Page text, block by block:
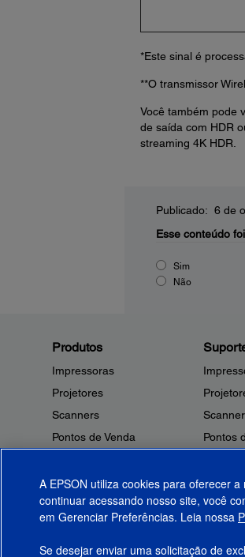
*Este sinal é
**O transmissor
Você também pode
de saída com HDR
streaming 4K HDR.
Publicado: 6 de
Esse conteúdo
Sim
Não
Produtos
Impressoras
Projetores
Scanners
Pontos de Venda
Microdispositivos
Tintas
Papel
Pontos
Outros
A EPSON utiliza cookies para oferecer
continuar acessando nosso site, você
em Gerenciar Preferências. Leia nossa
Se desejar enviar uma solicitação de